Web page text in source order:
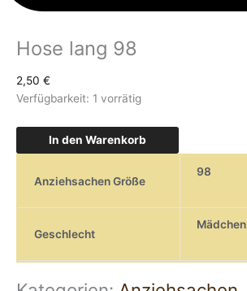
Hose lang 98
2,50 €
Verfügbarkeit: 1 vorrätig
In den Warenkorb
Anziehsachen Größe
98
Geschlecht
Mädchen